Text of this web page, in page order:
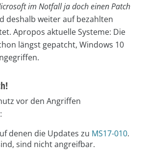
im Notfall ja doch einen Patch
deshalb weiter auf bezahlten
Apropos aktuelle Systeme: Die
längst gepatcht, Windows 10
vor den Angriffen
denen die Updates zu MS17-010.
sind nicht angreifbar.